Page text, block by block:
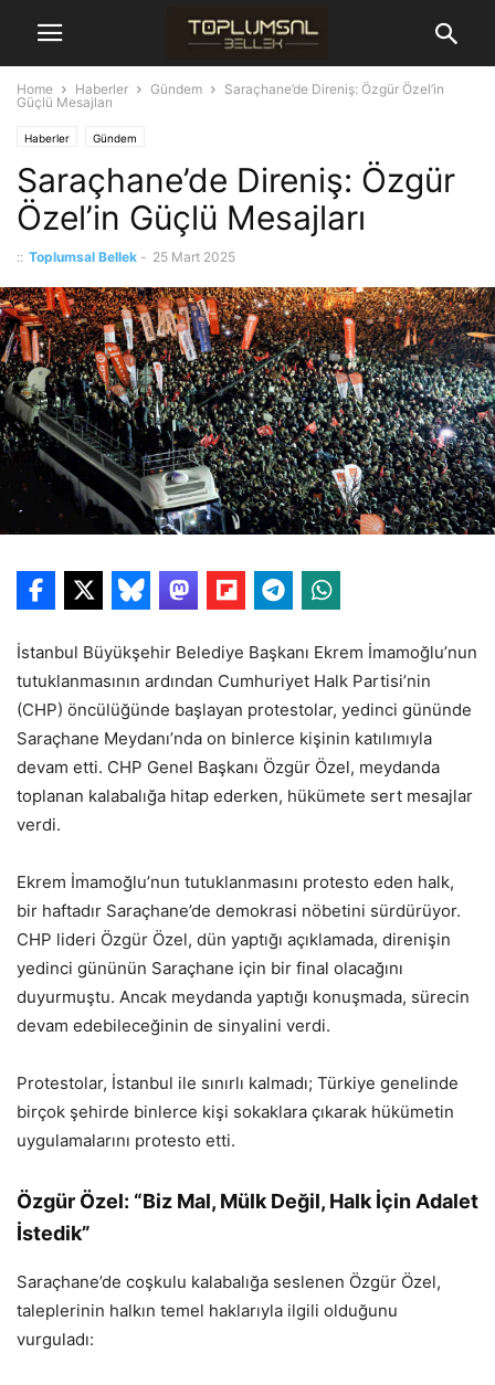
Home Haberler Gündem
Saraçhane’de Direniş: Özgür Özel’in
Güçlü Mesajları
Haberler Gündem
Saraçhane’de Direniş: Özgür
Özel’in Güçlü Mesajları
:: Toplumsal Bellek - 25 Mart 2025
İstanbul Büyükşehir Belediye Başkanı Ekrem İmamoğlu’nun
tutuklanmasının ardından Cumhuriyet Halk Partisi’nin
(CHP) öncülüğünde başlayan protestolar, yedinci gününde
Saraçhane Meydanı’nda on binlerce kişinin katılımıyla
devam etti. CHP Genel Başkanı Özgür Özel, meydanda
toplanan kalabalığa hitap ederken, hükümete sert mesajlar
verdi.
Ekrem İmamoğlu’nun tutuklanmasını protesto eden halk,
bir haftadır Saraçhane’de demokrasi nöbetini sürdürüyor.
CHP lideri Özgür Özel, dün yaptığı açıklamada, direnişin
yedinci gününün Saraçhane için bir final olacağını
duyurmuştu. Ancak meydanda yaptığı konuşmada, sürecin
devam edebileceğinin de sinyalini verdi.
Protestolar, İstanbul ile sınırlı kalmadı; Türkiye genelinde
birçok şehirde binlerce kişi sokaklara çıkarak hükümetin
uygulamalarını protesto etti.
Özgür Özel: “Biz Mal, Mülk Değil, Halk İçin Adalet
İstedik”
Saraçhane’de coşkulu kalabalığa seslenen Özgür Özel,
taleplerinin halkın temel haklarıyla ilgili olduğunu
vurguladı: